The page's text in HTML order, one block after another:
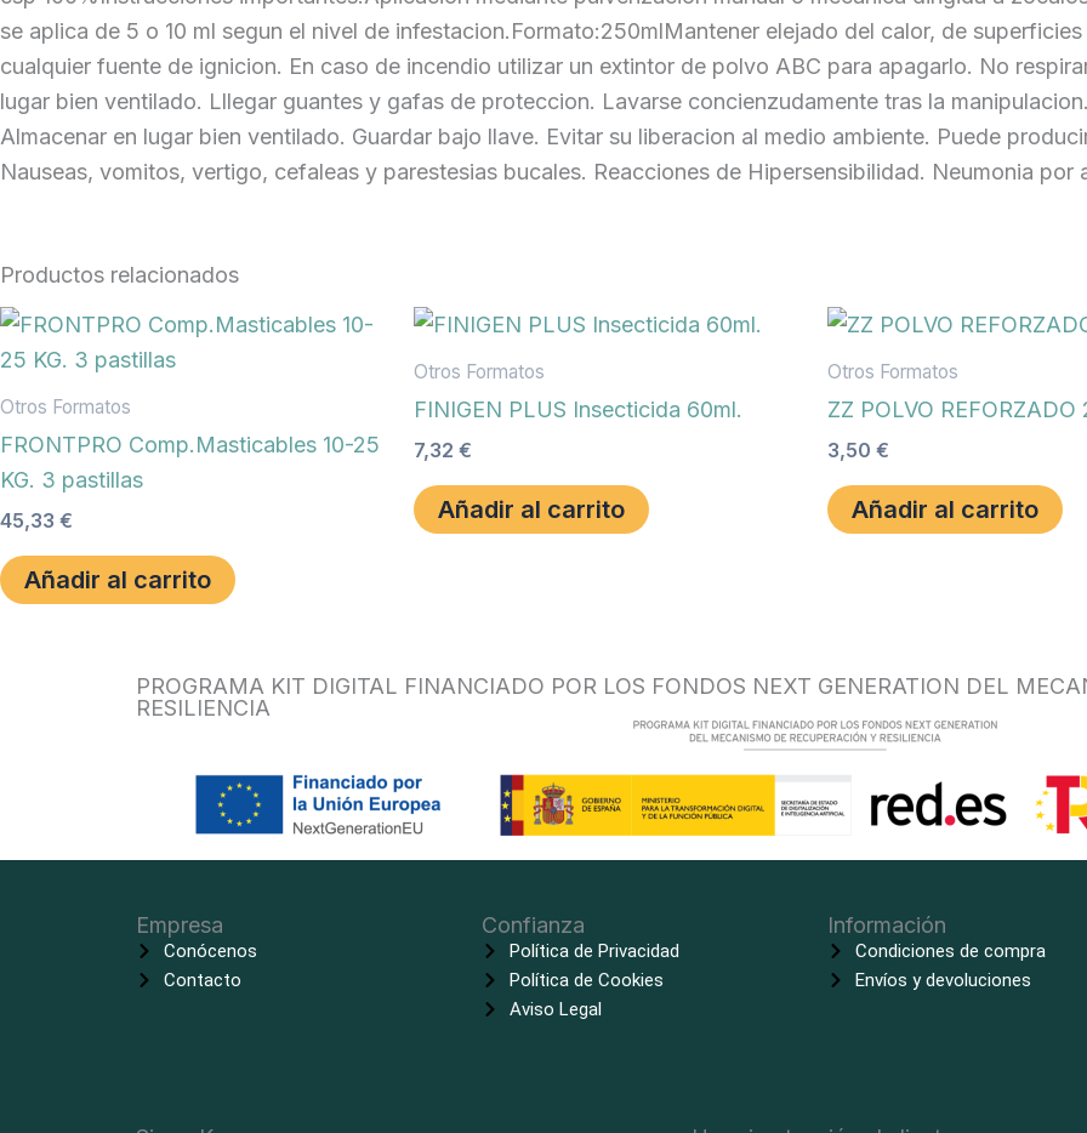
se aplica de 5 o 10 ml segun el nivel de infestacion.Formato:250mlMantener elejado del calor, de
cualquier fuente de ignicion. En caso de incendio utilizar un extintor de polvo ABC para apagarlo. No
lugar bien ventilado. Lllegar guantes y gafas de proteccion. Lavarse concienzudamente tras la
Almacenar en lugar bien ventilado. Guardar bajo llave. Evitar su liberacion al medio ambiente. Puede
Nauseas, vomitos, vertigo, cefaleas y parestesias bucales. Reacciones de Hipersensibilidad. Neumonia por
Productos relacionados
Otros Formatos
FRONTPRO Comp.Masticables 10-25
KG. 3 pastillas
45,33 €
Añadir al carrito
Otros Formatos
FINIGEN PLUS Insecticida 60ml.
7,32 €
Añadir al carrito
Otros Formatos
ZZ POLVO REFORZADO
3,50 €
Añadir al carrito
PROGRAMA KIT DIGITAL FINANCIADO POR LOS FONDOS NEXT GENERATION DEL
RESILIENCIA
Empresa
Conócenos
Contacto
Confianza
Política de Privacidad
Política de Cookies
Aviso Legal
Información
Condiciones de compra
Envíos y devoluciones